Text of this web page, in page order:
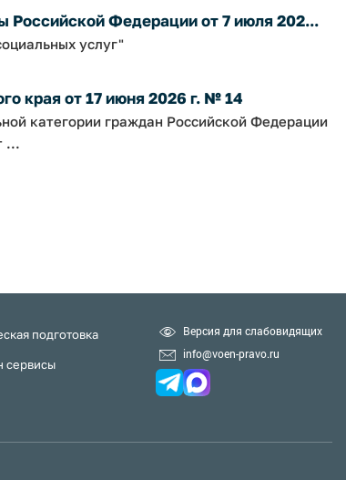
Российской Федерации от 7 июля 202...
услуг"
края от 17 июня 2026 г. № 14
категории граждан Российской Федерации
...
подготовка
сервисы
Версия для слабовидящих
info@voen-pravo.ru